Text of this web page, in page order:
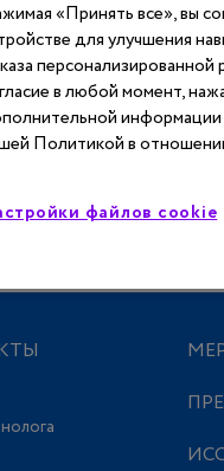
сайта
«Принять все», вы
для улучшения
в любой момент,
информации
Политикой в
файлов cookie